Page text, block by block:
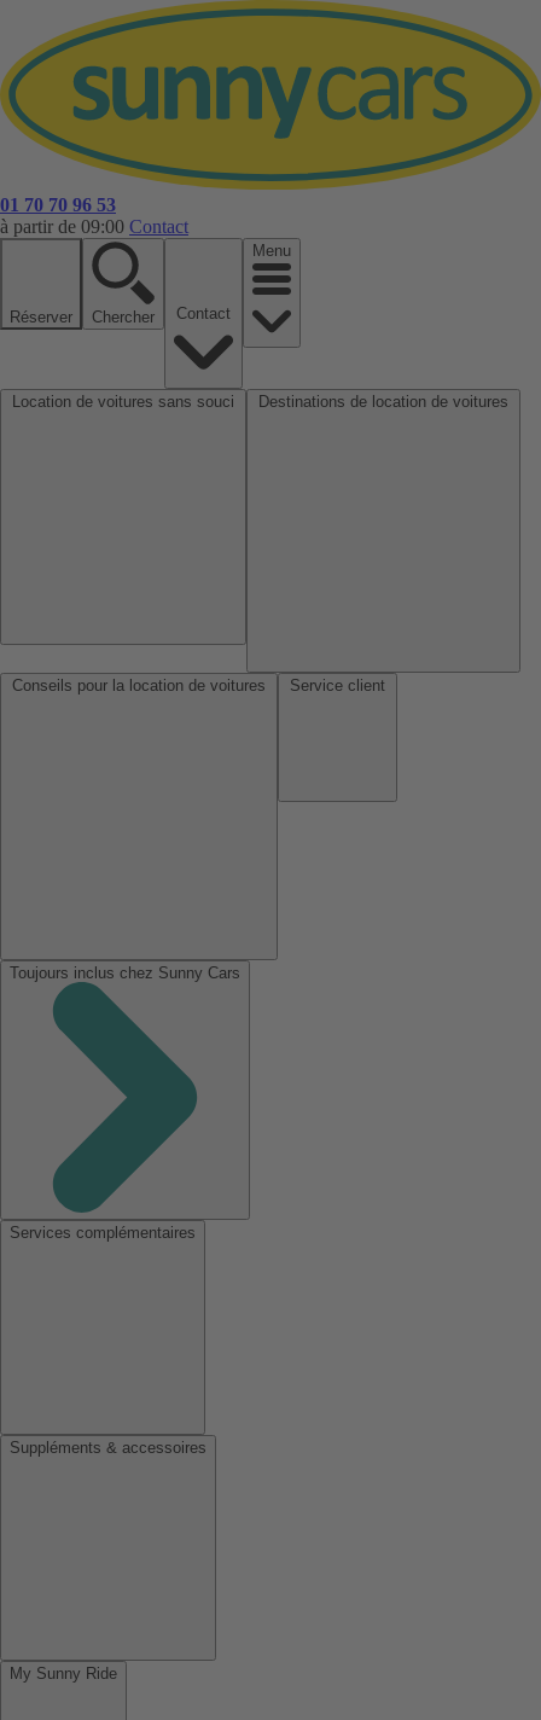
01 70 70 96 53
à partir de 09:00 Contact
Réserver Chercher
Menu
Toujours inclus chez Sunny Cars
Services complémentaires
Suppléments & accessoires
My Sunny Ride